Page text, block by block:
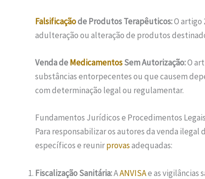
Falsificaçãode Produtos Terapêuticos:O artigo
adulteração ou alteração de produtos
Venda deMedicamentosSem Autorização:O
substâncias entorpecentes ou que causem
com determinação legal ou regulamentar.
Fundamentos Jurídicos e Procedimentos Legais
Para responsabilizar os autores da venda ilegal
específicos e reunirprovasadequadas:
Fiscalização Sanitária:AANVISAe as vigilâncias